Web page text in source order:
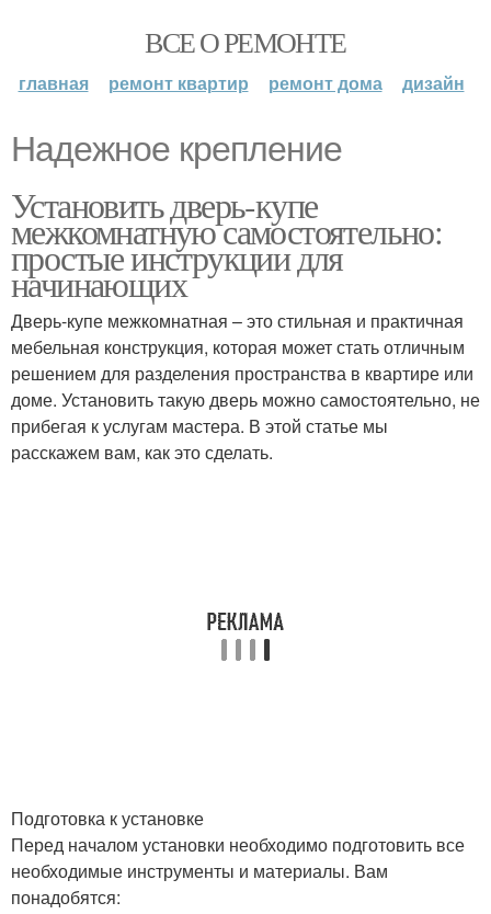
ВСЕ О РЕМОНТЕ
главная ремонт квартир ремонт дома дизайн
Надежное крепление
Установить дверь-купе
межкомнатную самостоятельно:
простые инструкции для
начинающих
Дверь-купе межкомнатная – это стильная и практичная
мебельная конструкция, которая может стать отличным
решением для разделения пространства в квартире или
доме. Установить такую дверь можно самостоятельно, не
прибегая к услугам мастера. В этой статье мы
расскажем вам, как это сделать.
Подготовка к установке
Перед началом установки необходимо подготовить все
необходимые инструменты и материалы. Вам
понадобятся: